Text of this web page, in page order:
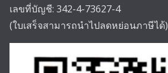
เลขที่บัญชี: 342-4-73627-4
(ใบเสร็จสามารถนำไปลดหย่อนภาษีได้)